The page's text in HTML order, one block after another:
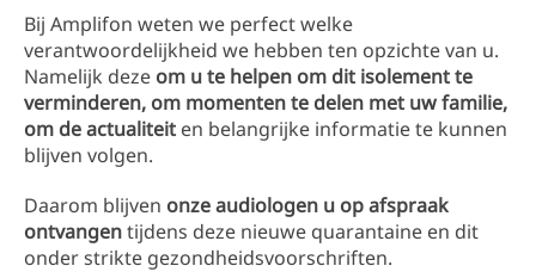
Bij Amplifon weten we perfect welke
verantwoordelijkheid we hebben ten opzichte van u.
Namelijk deze om u te helpen om dit isolement te
verminderen, om momenten te delen met uw familie,
om de actualiteit en belangrijke informatie te kunnen
blijven volgen.
Daarom blijven onze audiologen u op afspraak
ontvangentijdens deze nieuwe quarantaine en dit
onder strikte gezondheidsvoorschriften.